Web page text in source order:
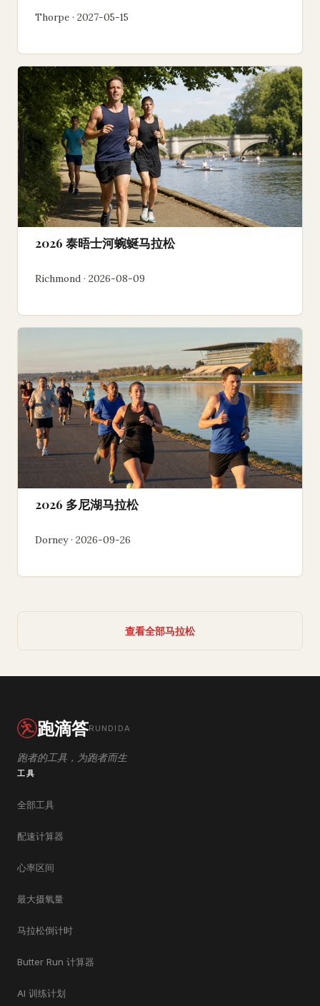
Thorpe · 2027-05-15
2026 泰晤士河蜿蜒马拉松
Richmond · 2026-08-09
2026 多尼湖马拉松
Dorney · 2026-09-26
查看全部马拉松
跑滴答RUNDIDA
跑者的工具，为跑者而生
工具
全部工具
配速计算器
心率区间
最大摄氧量
马拉松倒计时
Butter Run 计算器
AI 训练计划